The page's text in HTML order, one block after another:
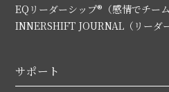
EQリーダーシップ®（感情でチーム
INNERSHIFT JOURNAL（リーダ
サポート